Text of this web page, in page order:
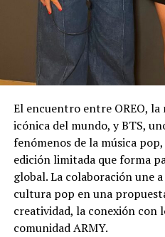
El encuentro entre OREO,
icónica del mundo, y BTS,
fenómenos de la música
edición limitada que forma
global. La colaboración une
cultura pop en una
creatividad, la conexión con
comunidad ARMY.